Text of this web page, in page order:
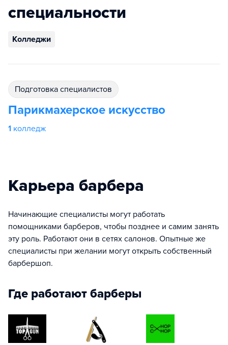
специальности
Колледжи
подготовка специалистов
Парикмахерское искусство
1 колледж
Карьера барбера
Начинающие специалисты могут работать
помощниками барберов, чтобы позднее и самим занять
эту роль. Работают они в сетях салонов. Опытные же
специалисты при желании могут открыть собственный
барбершоп.
Где работают барберы